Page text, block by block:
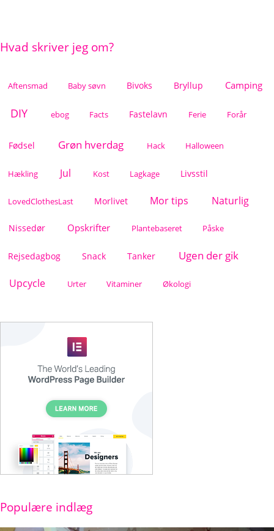
Hvad skriver jeg om?
Aftensmad Baby søvn Bivoks Bryllup Camping
DIY ebog Facts Fastelavn Ferie Forår
Fødsel Grøn hverdag Hack Halloween
Hækling Jul Kost Lagkage Livsstil
LovedClothesLast Morlivet Mor tips Naturlig
Nissedør Opskrifter Plantebaseret Påske
Rejsedagbog Snack Tanker Ugen der gik
Upcycle Urter Vitaminer Økologi
Populære indlæg